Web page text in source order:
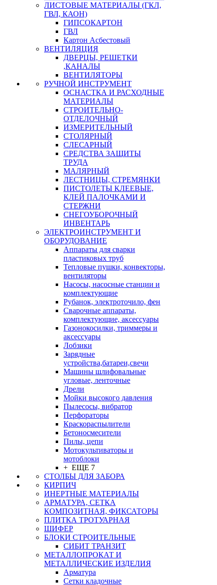
ЛИСТОВЫЕ МАТЕРИАЛЫ (ГКЛ,
ГВЛ, КАОН)
ГИПСОКАРТОН
ГВЛ
Картон Асбестовый
ВЕНТИЛЯЦИЯ
ДВЕРЦЫ, РЕШЕТКИ
,КАНАЛЫ
ВЕНТИЛЯТОРЫ
РУЧНОЙ ИНСТРУМЕНТ
ОСНАСТКА И РАСХОДНЫЕ
МАТЕРИАЛЫ
СТРОИТЕЛЬНО-
ОТДЕЛОЧНЫЙ
ИЗМЕРИТЕЛЬНЫЙ
СТОЛЯРНЫЙ
СЛЕСАРНЫЙ
СРЕДСТВА ЗАЩИТЫ
ТРУДА
МАЛЯРНЫЙ
ЛЕСТНИЦЫ, СТРЕМЯНКИ
ПИСТОЛЕТЫ КЛЕЕВЫЕ,
КЛЕЙ ПАЛОЧКАМИ И
СТЕРЖНИ
СНЕГОУБОРОЧНЫЙ
ИНВЕНТАРЬ
ЭЛЕКТРОИНСТРУМЕНТ И
ОБОРУДОВАНИЕ
Аппараты для сварки
пластиковых труб
Тепловые пушки, конвекторы,
вентиляторы
Насосы, насосные станции и
комплектующие
Рубанок, электроточило, фен
Сварочные аппараты,
комплектующие, аксессуары
Газонокосилки, триммеры и
аксессуары
Лобзики
Зарядные
устройства,батареи,свечи
Машины шлифовальные
угловые, ленточные
Дрели
Мойки высокого давления
Пылесосы, вибратор
Перфораторы
Краскораспылители
Бетоносмесители
Пилы, цепи
Мотокультиваторы и
мотоблоки
+ ЕЩЕ 7
СТОЛБЫ ДЛЯ ЗАБОРА
КИРПИЧ
ИНЕРТНЫЕ МАТЕРИАЛЫ
АРМАТУРА, СЕТКА
КОМПОЗИТНАЯ, ФИКСАТОРЫ
ПЛИТКА ТРОТУАРНАЯ
ШИФЕР
БЛОКИ СТРОИТЕЛЬНЫЕ
СИБИТ ТРАНЗИТ
МЕТАЛЛОПРОКАТ И
МЕТАЛЛИЧЕСКИЕ ИЗДЕЛИЯ
Арматура
Сетки кладочные